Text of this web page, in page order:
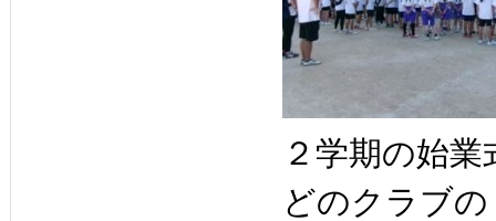
２学期の始
どのクラブ